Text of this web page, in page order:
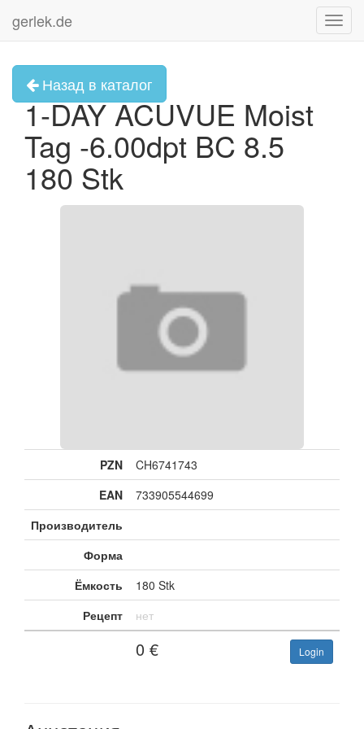
gerlek.de
Назад в каталог
1-DAY ACUVUE Moist
Tag -6.00dpt BC 8.5
180 Stk
PZN
CH6741743
EAN
733905544699
Производитель
Форма
Ёмкость
180 Stk
Рецепт
нет
0 € Login